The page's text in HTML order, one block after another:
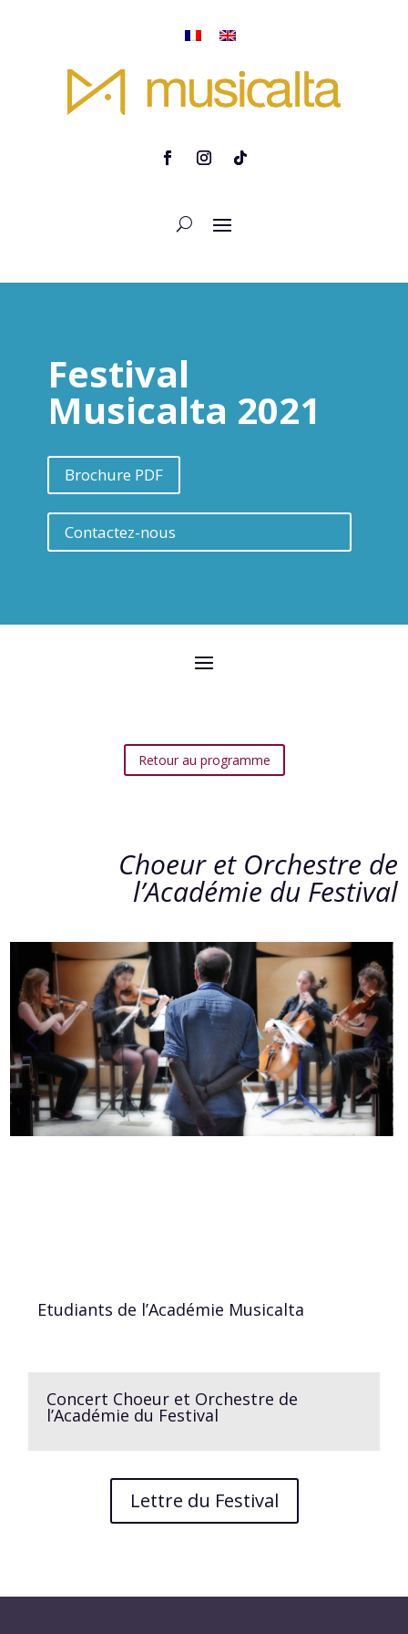
Festival
Musicalta 2021
Brochure PDF
Contactez-nous
Retour au programme
Choeur et Orchestre de
l’Académie du Festival
Etudiants de l’Académie Musicalta
Concert Choeur et Orchestre de
l’Académie du Festival
Lettre du Festival